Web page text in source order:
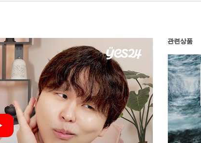
관련상품